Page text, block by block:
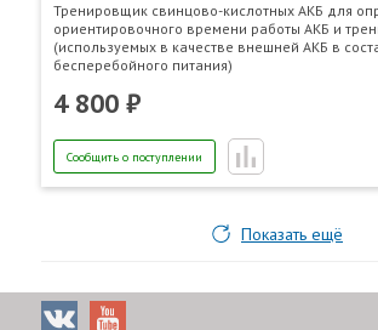
Тренировщик свинцово-кислотных АКБ для
ориентировочного времени работы АКБ и
(используемых в качестве внешней АКБ в
бесперебойного питания)
4 800 ₽
Сообщить о поступлении
Показать ещё